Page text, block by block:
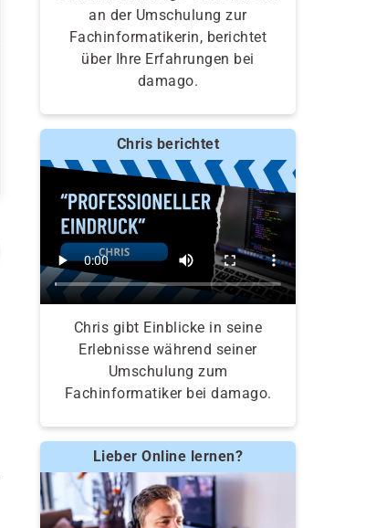
an der Umschulung zur
Fachinformatikerin, berichtet
über Ihre Erfahrungen bei
damago.
Chris berichtet
Chris gibt Einblicke in seine
Erlebnisse während seiner
Umschulung zum
Fachinformatiker bei damago.
Lieber Online lernen?